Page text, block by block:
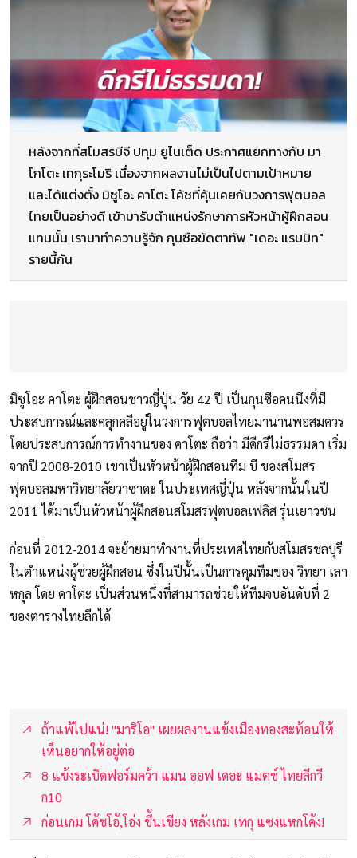
หลังจากที่สโมสรบีจี ปทุม ยูไนเต็ด ประกาศแยกทางกับ มา
โกโตะ เทกุระโมริ เนื่องจากผลงานไม่เป็นไปตามเป้าหมาย
และได้แต่งตั้ง มิซูโอะ คาโตะ โค้ชที่คุ้นเคยกับวงการฟุตบอล
ไทยเป็นอย่างดี เข้ามารับตำแหน่งรักษาการหัวหน้าผู้ฝึกสอน
แทนนั้น เรามาทำความรู้จัก กุนซือขัดตาทัพ "เดอะ แรบบิท"
รายนี้กัน
มิซูโอะ คาโตะ ผู้ฝึกสอนชาวญี่ปุ่น วัย 42 ปี เป็นกุนซือคนนึงที่มี
ประสบการณ์และคลุกคลีอยู่ในวงการฟุตบอลไทยมานานพอสมควร
โดยประสบการณ์การทำงานของ คาโตะ ถือว่า มีดีกรีไม่ธรรมดา เริ่ม
จากปี 2008-2010 เขาเป็นหัวหน้าผู้ฝึกสอนทีม บี ของสโมสร
ฟุตบอลมหาวิทยาลัยวาซาดะ ในประเทศญี่ปุ่น หลังจากนั้นในปี
2011 ได้มาเป็นหัวหน้าผู้ฝึกสอนสโมสรฟุตบอลเฟลิส รุ่นเยาวชน
ก่อนที่ 2012-2014 จะย้ายมาทำงานที่ประเทศไทยกับสโมสรชลบุรี
ในตำแหน่งผู้ช่วยผู้ฝึกสอน ซึ่งในปีนั้นเป็นการคุมทีมของ วิทยา เลา
หกุล โดย คาโตะ เป็นส่วนหนึ่งที่สามารถช่วยให้ทีมจบอันดับที่ 2
ของตารางไทยลีกได้
ถ้าแพ้ไปแน่! "มาริโอ" เผยผลงานแข้งเมืองทองสะท้อนให้
เห็นอยากให้อยู่ต่อ
8 แข้งระเบิดฟอร์มคว้า แมน ออฟ เดอะ แมตช์ ไทยลีกวี
ก10
ก่อนเกม โค้ชโอ้,โอ่ง ขึ้นเขียง หลังเกม เทกุ แซงแหกโค้ง!